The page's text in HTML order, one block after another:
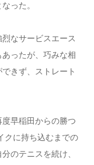
なった。
なサービスエース
ったが、巧みな相
きず、ストレート
早稲田からの勝つ
クに持ち込むまでの
のテニスを続け、